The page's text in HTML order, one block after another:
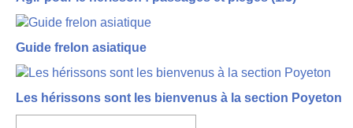
Guide frelon asiatique
Les hérissons sont les bienvenus à la section Poyeton